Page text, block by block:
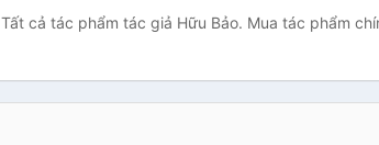
Tất cả tác phẩm tác giả Hữu Bảo. Mua tác phẩm